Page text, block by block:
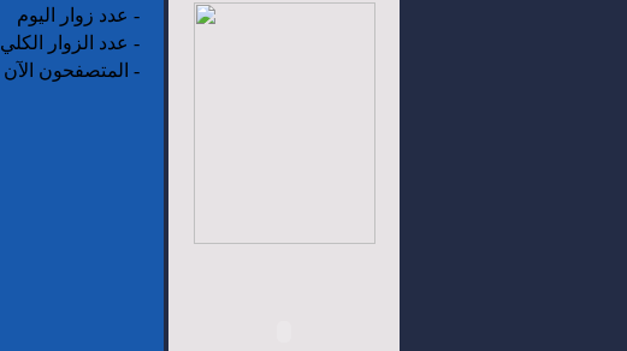
- عدد زوار اليوم
- عدد الزوار الكلي
- المتصفحون الآن